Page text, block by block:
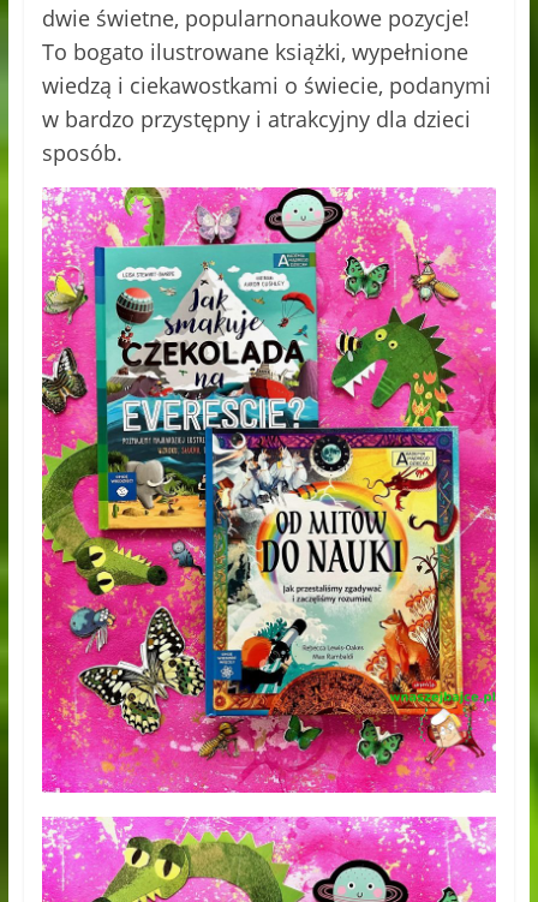
dwie świetne, popularnonaukowe pozycje!
To bogato ilustrowane książki, wypełnione
wiedzą i ciekawostkami o świecie, podanymi
w bardzo przystępny i atrakcyjny dla dzieci
sposób.